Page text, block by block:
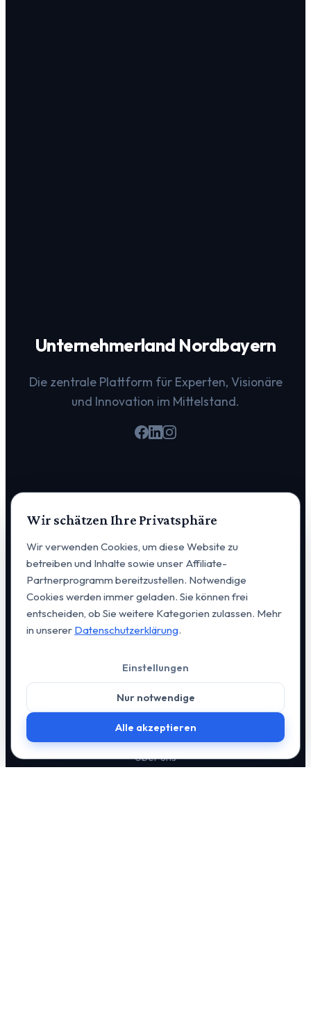
Unternehmerland Nordbayern
Die zentrale Plattform für Experten, Visionäre
und Innovation im Mittelstand.
Experten
Kurse
KI-Netzwerk
UNTERNEHMEN
Über uns
Wir schätzen Ihre Privatsphäre
Wir verwenden Cookies, um diese Website zu
betreiben und Inhalte sowie unser Affiliate-
Partnerprogramm bereitzustellen. Notwendige
Cookies werden immer geladen. Sie können frei
entscheiden, ob Sie weitere Kategorien zulassen. Mehr
in unserer Datenschutzerklärung.
Einstellungen
Nur notwendige
Alle akzeptieren